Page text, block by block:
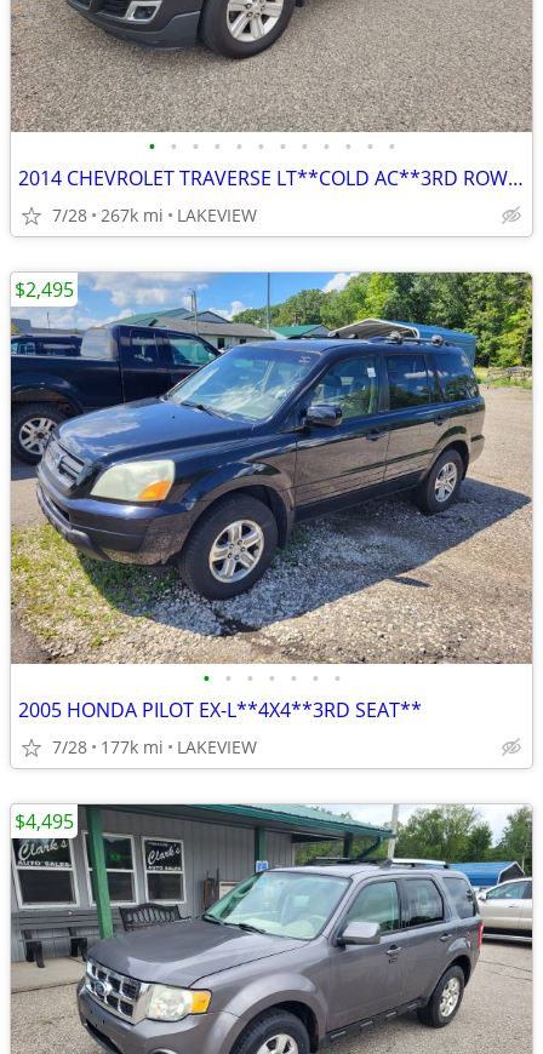
• • • • • • • • • • • •
2014 CHEVROLET TRAVERSE LT**COLD AC**3RD ROW SEAT**
7/28 267k mi LAKEVIEW
• • • • • • •
2005 HONDA PILOT EX-L**4X4**3RD SEAT**
7/28 177k mi LAKEVIEW
$2,495
$4,495